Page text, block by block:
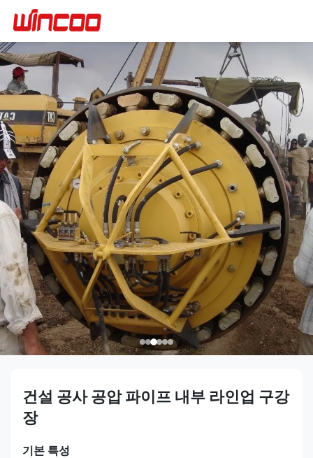
건설 공사 공압 파이프 내부 라인업 구강
장
기본 특성